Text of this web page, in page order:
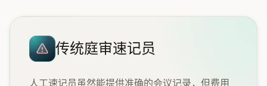
传统庭审速记员
人工速记员虽然能提供准确的会议记录，但费用